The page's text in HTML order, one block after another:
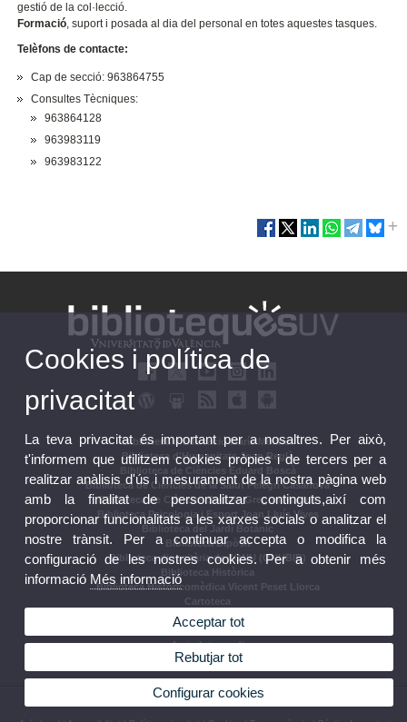
gestió de la col·lecció.
Formació, suport i posada al dia del personal en totes aquestes tasques.
Telèfons de contacte:
Cap de secció: 963864755
Consultes Tècniques:
963864128
963983119
963983122
Biblioteca d'Educació María Moliner
Biblioteca d'Humanitats Joan Reglà
Biblioteca de Ciències Eduard Boscà
Biblioteca de Ciències de la Salut Pelegrí Casanova
Biblioteca de Ciències Socials Gregori Maians
Biblioteca Psicologia i Esport Joan Lluís Vives
Biblioteca del Jardí Botànic
Biblioteca Dipòsit
Biblioteca dipositària de l'ONU (ONUBIB)
Biblioteca Històrica
Biblioteca Historicomèdica Vicent Peset Llorca
Cartoteca
Biblioteca Campus d'Ontinyent
Arxiu Històric
Arxiu Intermedi
Seccions Centrals
© 2026 UV. - C/ Universitat 2 46003 València.
Cookies i política de
privacitat
La teva privacitat és important per a nosaltres. Per això,
t'informem que utilitzem cookies pròpies i de tercers per a
realitzar anàlisis d'ús i mesurament de la nostra pàgina web
amb la finalitat de personalitzar continguts,així com
proporcionar funcionalitats a les xarxes socials o analitzar el
nostre trànsit. Per a continuar accepta o modifica la
configuració de les nostres cookies. Per a obtenir més
informació Més informació
Acceptar tot
Rebutjar tot
Configurar cookies